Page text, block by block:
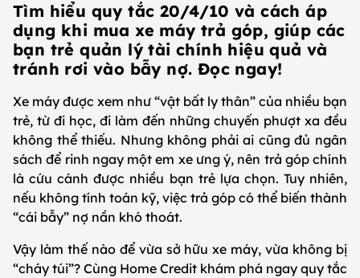
Tìm hiểu quy tắc 20/4/10 và cách áp
dụng khi mua xe máy trả góp, giúp các
bạn trẻ quản lý tài chính hiệu quả và
tránh rơi vào bẫy nợ. Đọc ngay!
Xe máy được xem như “vật bất ly thân” của nhiều bạn
trẻ, từ đi học, đi làm đến những chuyến phượt xa đều
không thể thiếu. Nhưng không phải ai cũng đủ ngân
sách để rinh ngay một em xe ưng ý, nên trả góp chính
là cứu cánh được nhiều bạn trẻ lựa chọn. Tuy nhiên,
nếu không tính toán kỹ, việc trả góp có thể biến thành
“cái bẫy” nợ nần khó thoát.
Vậy làm thế nào để vừa sở hữu xe máy, vừa không bị
“cháy túi”? Cùng Home Credit khám phá ngay quy tắc